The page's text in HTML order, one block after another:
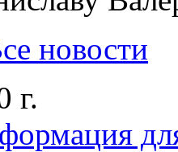
новости
г.